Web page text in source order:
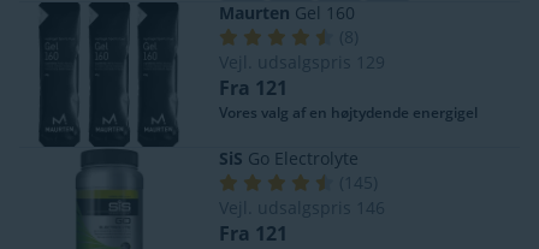
Maurten Gel 160
( 8
Vejl. udsalgspris
129
Fra 121
Vores valg af en højtydende energigel
SiS Go Electrolyte
( 145
Vejl. udsalgspris
146
Fra 121